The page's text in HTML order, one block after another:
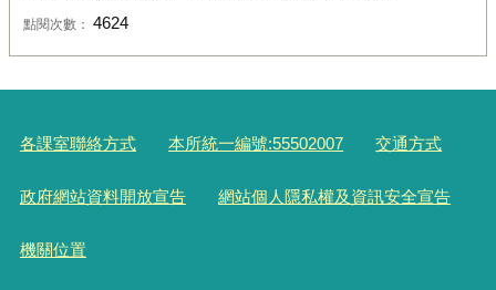
點閱次數： 4624
各課室聯絡方式 本所統一編號:55502007 交通方式
政府網站資料開放宣告 網站個人隱私權及資訊安全宣告
機關位置